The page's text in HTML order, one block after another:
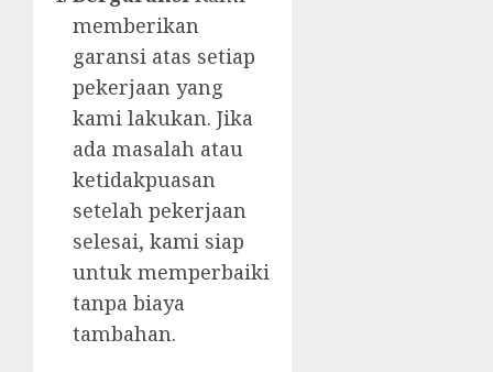
memberikan
garansi atas setiap
pekerjaan yang
kami lakukan. Jika
ada masalah atau
ketidakpuasan
setelah pekerjaan
selesai, kami siap
untuk memperbaiki
tanpa biaya
tambahan.